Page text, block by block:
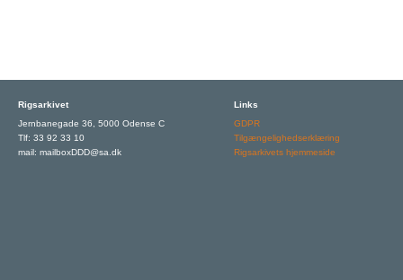
Rigsarkivet
Jernbanegade 36, 5000 Odense C
Tlf: 33 92 33 10
mail: mailboxDDD@sa.dk
Links
GDPR
Tilgængelighedserklæring
Rigsarkivets hjemmeside